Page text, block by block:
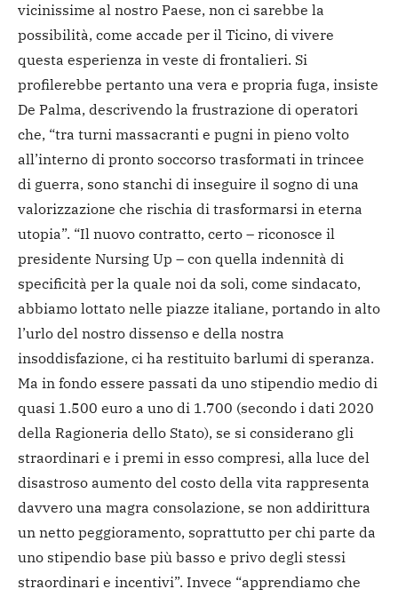
vicinissime al nostro Paese, non ci sarebbe la
possibilità, come accade per il Ticino, di vivere
questa esperienza in veste di frontalieri. Si
profilerebbe pertanto una vera e propria fuga, insiste
De Palma, descrivendo la frustrazione di operatori
che, “tra turni massacranti e pugni in pieno volto
all’interno di pronto soccorso trasformati in trincee
di guerra, sono stanchi di inseguire il sogno di una
valorizzazione che rischia di trasformarsi in eterna
utopia”. “Il nuovo contratto, certo – riconosce il
presidente Nursing Up – con quella indennità di
specificità per la quale noi da soli, come sindacato,
abbiamo lottato nelle piazze italiane, portando in alto
l’urlo del nostro dissenso e della nostra
insoddisfazione, ci ha restituito barlumi di speranza.
Ma in fondo essere passati da uno stipendio medio di
quasi 1.500 euro a uno di 1.700 (secondo i dati 2020
della Ragioneria dello Stato), se si considerano gli
straordinari e i premi in esso compresi, alla luce del
disastroso aumento del costo della vita rappresenta
davvero una magra consolazione, se non addirittura
un netto peggioramento, soprattutto per chi parte da
uno stipendio base più basso e privo degli stessi
straordinari e incentivi”. Invece “apprendiamo che